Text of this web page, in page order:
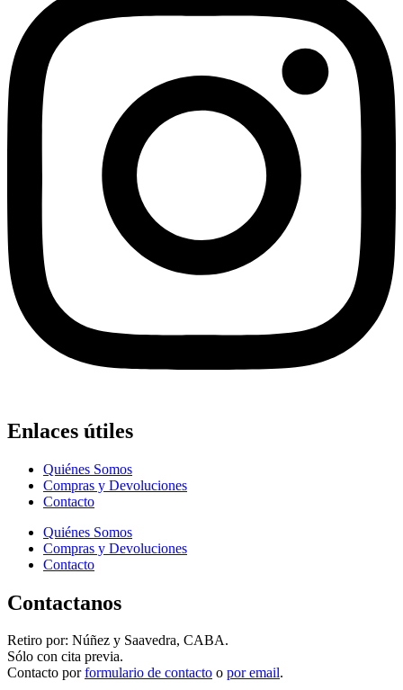
Enlaces útiles
Quiénes Somos
Compras y Devoluciones
Contacto
Quiénes Somos
Compras y Devoluciones
Contacto
Contactanos
Retiro por: Núñez y Saavedra, CABA.
Sólo con cita previa.
Contacto porformulario de contacto o por email.